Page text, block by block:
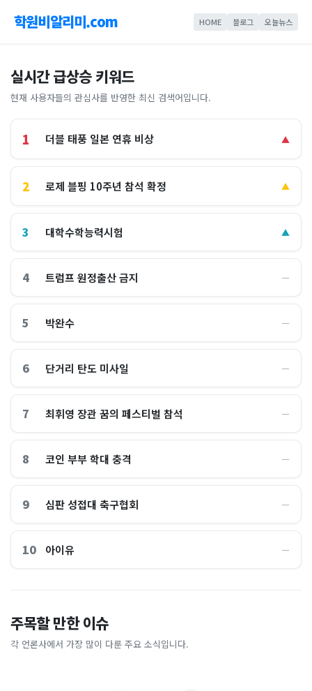
학원비알리미.com HOME 블로그 오늘뉴스
실시간 급상승 키워드
현재 사용자들의 관심사를 반영한 최신 검색어입니다.
1 더블 태풍 일본 연휴 비상 ▲
2 로제 블핑 10주년 참석 확정 ▲
3 대학수학능력시험 ▲
4 트럼프 원정출산 금지 ―
5 박완수 ―
6 단거리 탄도 미사일 ―
7 최휘영 장관 꿈의 페스티벌 참석 ―
8 코인 부부 학대 충격 ―
9 심판 성접대 축구협회 ―
10 아이유 ―
주목할 만한 이슈
각 언론사에서 가장 많이 다룬 주요 소식입니다.
이 대통령 사관학교 통합 발언
에…“서울대 법대·충암고도
없애나”
채널A
라 출렁이는 日증시
아시아경제
총리 영상에 "대체 뭐냐" 발
칵‥日 배우도 "미친 짓"
실체, 은밀하게…[중국나라]